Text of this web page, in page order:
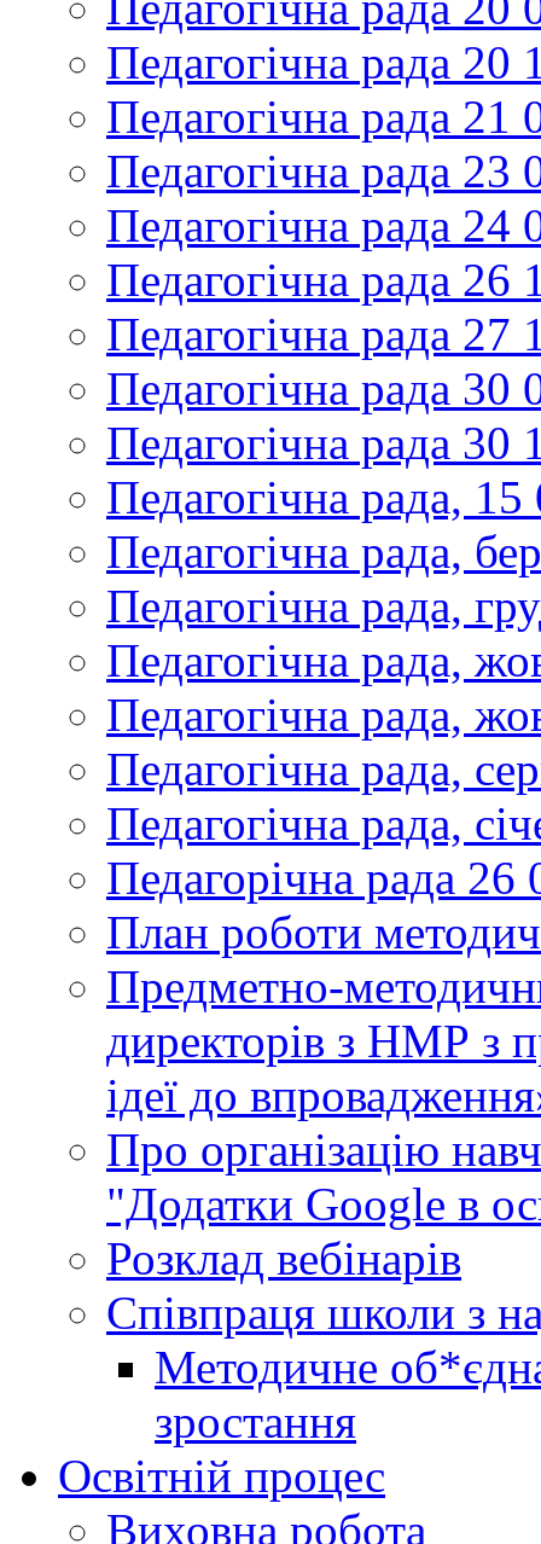
Педагогічна рада 20
Педагогічна рада 21
Педагогічна рада 23
Педагогічна рада 24
Педагогічна рада 26
Педагогічна рада 27
Педагогічна рада 30
Педагогічна рада 30
Педагогічна рада,
Педагогічна рада,
Педагогічна рада,
Педагогічна рада,
Педагогічна рада,
Педагогічна рада,
Педагогічна рада,
Педагорічна рада 26
План роботи
Предметно-
директорів з НМР з
ідеї до
Про організацію
"Додатки Google в
Розклад вебінарів
Співпраця школи з
Методичне
зростання
Освітній процес
Виховна робота